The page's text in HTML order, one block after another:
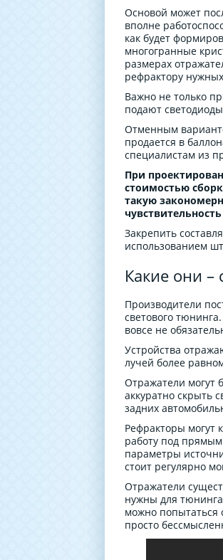
Основой может
вполне
как будет
многогранные
размерах
рефрактору
Важно не только
подают
Отменным
продается в
специалистам из
При
стоимостью
такую
Закрепить
использованием
Какие они –
Производители
светового
вовсе не
Устройства
лучей более
Отражатели могут
аккуратно скрыть
задних
Рефракторы могут
работу под
параметры
стоит регулярно
Отражатели
нужны для
можно попытаться
просто